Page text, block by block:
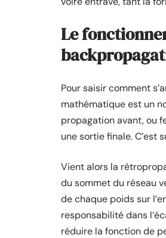
Le
Pour saisir comment
mathématique est un
propagation avant, ou
une sortie finale. C’est
Vient alors la
du sommet du réseau
de chaque poids sur
responsabilité dans
réduire la fonction de